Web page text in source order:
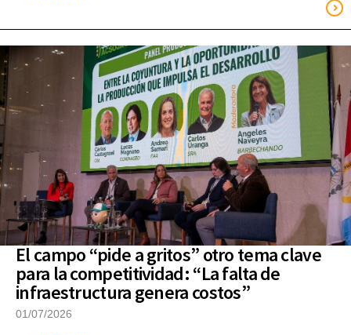
El campo “pide a gritos” otro tema clave
para la competitividad: “La falta de
infraestructura genera costos”
01/07/2026